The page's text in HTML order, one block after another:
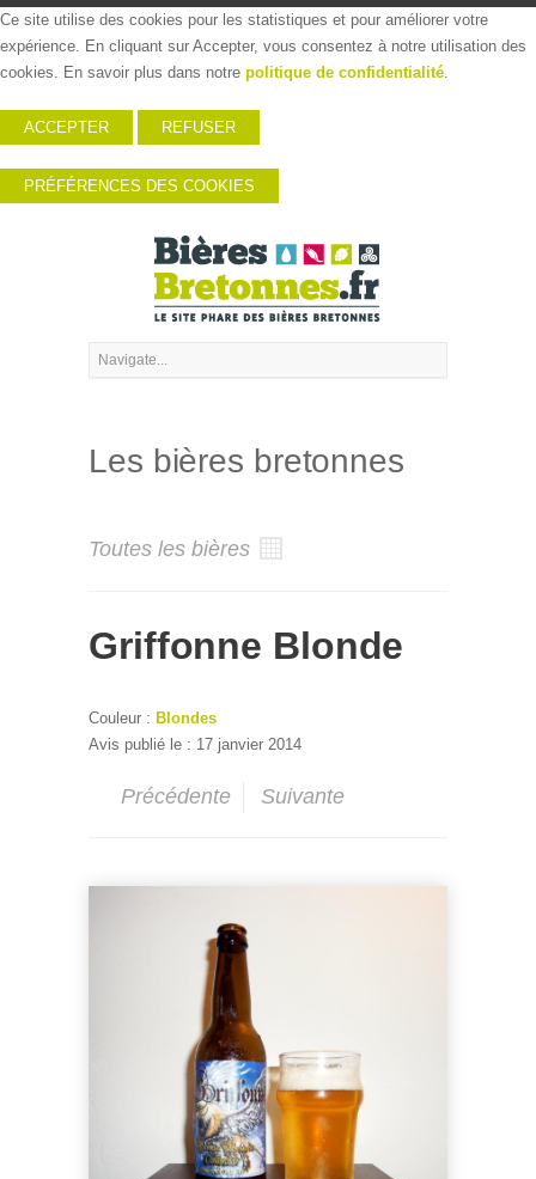
Ce site utilise des cookies pour les statistiques et pour améliorer votre
expérience. En cliquant sur Accepter, vous consentez à notre utilisation des
cookies. En savoir plus dans notre politique de confidentialité.
ACCEPTER REFUSER
PRÉFÉRENCES DES COOKIES
Les bières bretonnes
Toutes les bières
Griffonne Blonde
Couleur : Blondes
Avis publié le : 17 janvier 2014
Précédente Suivante